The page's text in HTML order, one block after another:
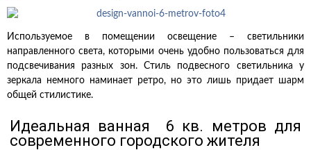
Используемое в помещении освещение – светильники
направленного света, которыми очень удобно пользоваться для
подсвечивания разных зон. Стиль подвесного светильника у
зеркала немного наминает ретро, но это лишь придает шарм
общей стилистике.
Идеальная ванная 6 кв. метров для
современного городского жителя